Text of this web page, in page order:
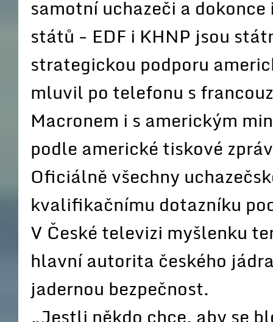
samotní uchazeči a
států - EDF i KHNP jsou
strategickou podporu
mluvil po telefonu s
Macronem i s americkým
podle americké tiskové
Oficiálně všechny
kvalifikačnímu dotazníku
V České televizi myšlenku
hlavní autorita českého
jadernou bezpečnost.